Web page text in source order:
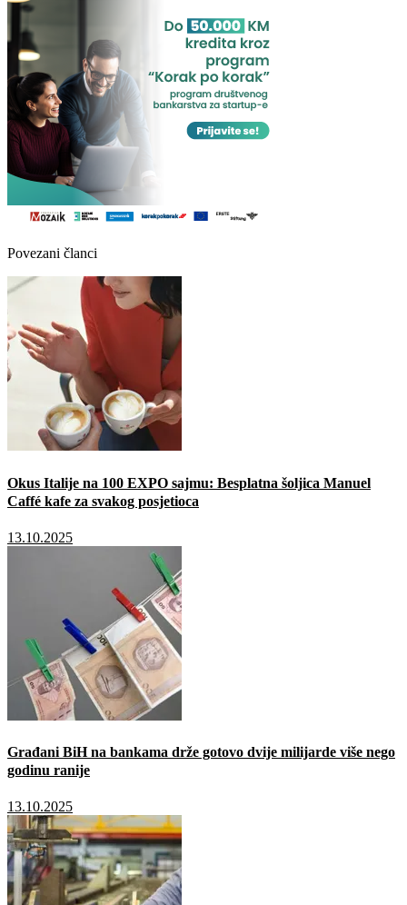
Povezani članci
Okus Italije na 100 EXPO sajmu: Besplatna šoljica Manuel
Caffé kafe za svakog posjetioca
13.10.2025
Građani BiH na bankama drže gotovo dvije milijarde više nego
godinu ranije
13.10.2025